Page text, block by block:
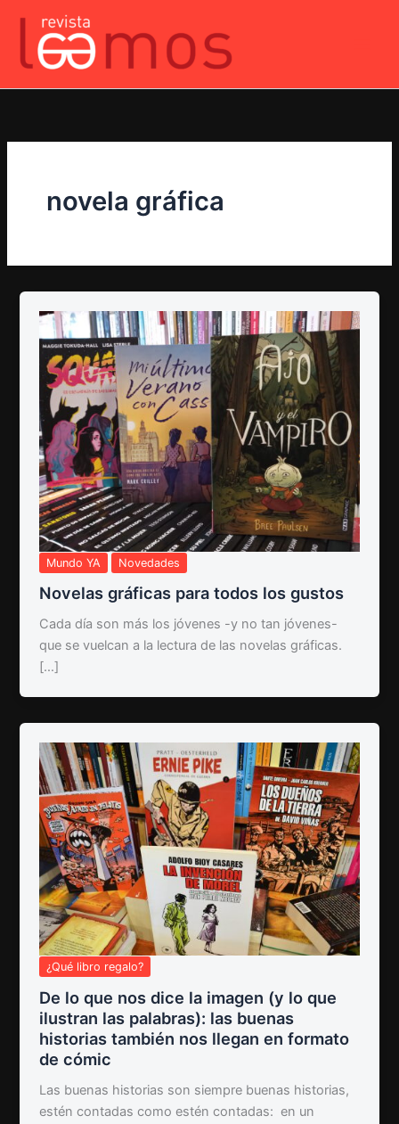
contenido
novela gráfica
Mundo YA Novedades
Novelas gráficas para todos los gustos
Cada día son más los jóvenes -y no tan jóvenes-
que se vuelcan a la lectura de las novelas gráficas.
[…]
¿Qué libro regalo?
De lo que nos dice la imagen (y lo que
ilustran las palabras): las buenas
historias también nos llegan en formato
de cómic
Las buenas historias son siempre buenas historias,
estén contadas como estén contadas: en un